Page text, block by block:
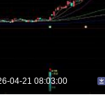
04-21 08:03:00